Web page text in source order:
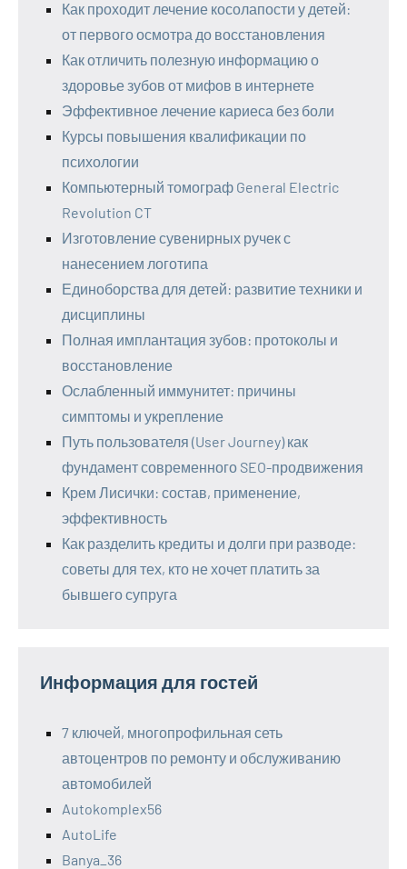
Как проходит лечение косолапости у детей:
от первого осмотра до восстановления
Как отличить полезную информацию о
здоровье зубов от мифов в интернете
Эффективное лечение кариеса без боли
Курсы повышения квалификации по
психологии
Компьютерный томограф General Electric
Revolution CT
Изготовление сувенирных ручек с
нанесением логотипа
Единоборства для детей: развитие техники и
дисциплины
Полная имплантация зубов: протоколы и
восстановление
Ослабленный иммунитет: причины
симптомы и укрепление
Путь пользователя (User Journey) как
фундамент современного SEO-продвижения
Крем Лисички: состав, применение,
эффективность
Как разделить кредиты и долги при разводе:
советы для тех, кто не хочет платить за
бывшего супруга
Информация для гостей
7 ключей, многопрофильная сеть
автоцентров по ремонту и обслуживанию
автомобилей
Autokomplex56
AutoLife
Banya_36